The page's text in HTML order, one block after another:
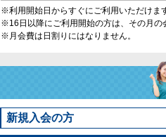
※利用開始日からすぐにご利用いただけま
※16日以降にご利用開始の方は、その月の
※月会費は日割りにはなりません。
新規入会の方